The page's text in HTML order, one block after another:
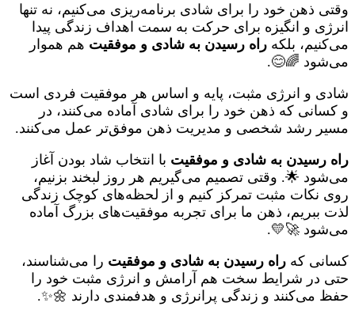
وقتی ذهن خود را برای شادی برنامه‌ریزی می‌کنیم، نه تنها
انرژی و انگیزه برای حرکت به سمت اهداف زندگی پیدا
می‌کنیم، بلکه راه رسیدن به شادی و موفقیت هم هموار
می‌شود 🌈😊.
شادی و انرژی مثبت، پایه و اساس هر موفقیت فردی است
و کسانی که ذهن خود را برای شادی آماده می‌کنند، در
مسیر رشد شخصی و مدیریت ذهن موفق‌تر عمل می‌کنند.
راه رسیدن به شادی و موفقیت با انتخاب شاد بودن آغاز
می‌شود 🌟. وقتی تصمیم می‌گیریم هر روز لبخند بزنیم،
روی نکات مثبت تمرکز کنیم و از لحظه‌های کوچک زندگی
لذت ببریم، ذهن ما برای تجربه موفقیت‌های بزرگ آماده
می‌شود 🚀💛.
کسانی که راه رسیدن به شادی و موفقیت را می‌شناسند،
حتی در شرایط سخت هم آرامش و انرژی مثبت خود را
حفظ می‌کنند و زندگی پرانرژی و هدفمندی دارند 🌼✨.